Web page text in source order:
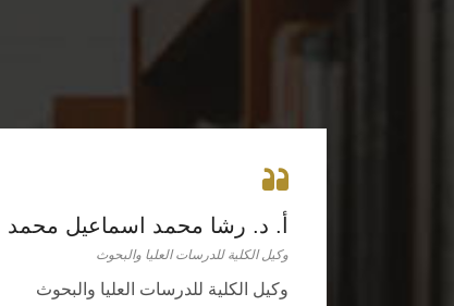
أ. د. رشا محمد اسماعيل محمد
وكيل الكلية للدرسات العليا والبحوث
وكيل الكلية للدرسات العليا والبحوث